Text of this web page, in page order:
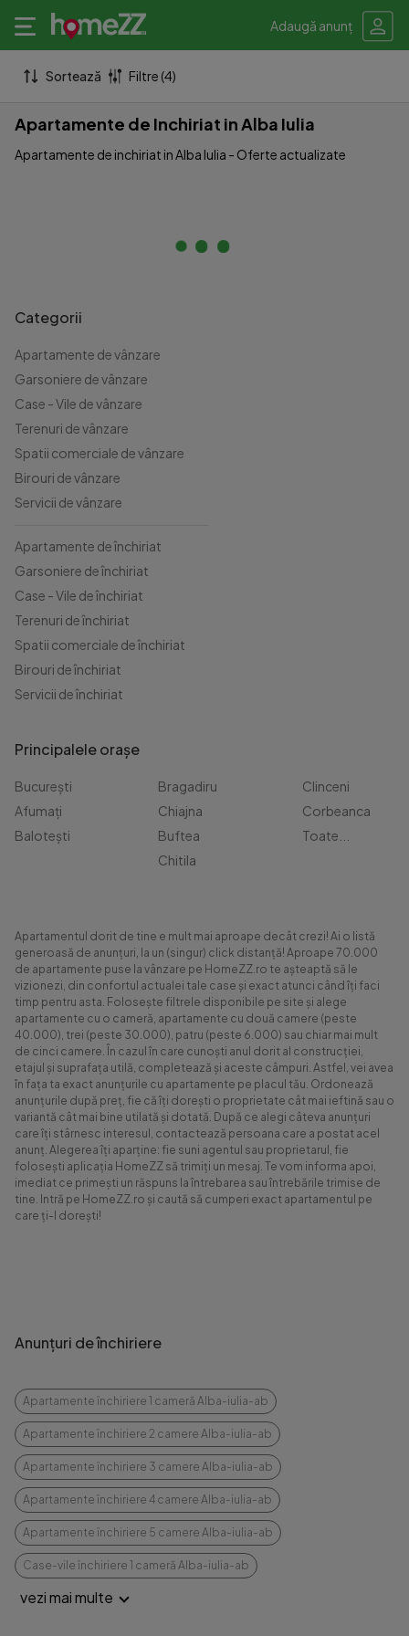
Adaugă anunț
Sortează Filtre (4)
Apartamente de Inchiriat in Alba Iulia
Apartamente de inchiriat in Alba Iulia - Oferte actualizate
Categorii
Apartamente de vânzare
Garsoniere de vânzare
Case - Vile de vânzare
Terenuri de vânzare
Spatii comerciale de vânzare
Birouri de vânzare
Servicii de vânzare
Apartamente de închiriat
Garsoniere de închiriat
Case - Vile de închiriat
Terenuri de închiriat
Spatii comerciale de închiriat
Birouri de închiriat
Servicii de închiriat
Principalele orașe
București
Afumați
Balotești
Bragadiru
Chiajna
Buftea
Chitila
Clinceni
Corbeanca
Toate...
Apartamentul dorit de tine e mult mai aproape decât crezi! Ai o listă
generoasă de anunțuri, la un (singur) click distanță! Aproape 70.000
de apartamente puse la vânzare pe HomeZZ.ro te așteaptă să le
vizionezi, din confortul actualei tale case și exact atunci când îți faci
timp pentru asta. Folosește filtrele disponibile pe site și alege
apartamente cu o cameră, apartamente cu două camere (peste
40.000), trei (peste 30.000), patru (peste 6.000) sau chiar mai mult
de cinci camere. În cazul în care cunoști anul dorit al construcției,
etajul și suprafața utilă, completează și aceste câmpuri. Astfel, vei avea
în fața ta exact anunțurile cu apartamente pe placul tău. Ordonează
anunțurile după preț, fie că îți dorești o proprietate cât mai ieftină sau o
variantă cât mai bine utilată și dotată. După ce alegi câteva anunțuri
care îți stârnesc interesul, contactează persoana care a postat acel
anunț. Alegerea îți aparține: fie suni agentul sau proprietarul, fie
folosești aplicația HomeZZ să trimiți un mesaj. Te vom informa apoi,
imediat ce primești un răspuns la întrebarea sau întrebările trimise de
tine. Intră pe HomeZZ.ro și caută să cumperi exact apartamentul pe
care ți-l dorești!
Anunțuri de închiriere
Apartamente închiriere 1 cameră Alba-iulia-ab
Apartamente închiriere 2 camere Alba-iulia-ab
Apartamente închiriere 3 camere Alba-iulia-ab
Apartamente închiriere 4 camere Alba-iulia-ab
Apartamente închiriere 5 camere Alba-iulia-ab
Case-vile închiriere 1 cameră Alba-iulia-ab
vezi mai multe